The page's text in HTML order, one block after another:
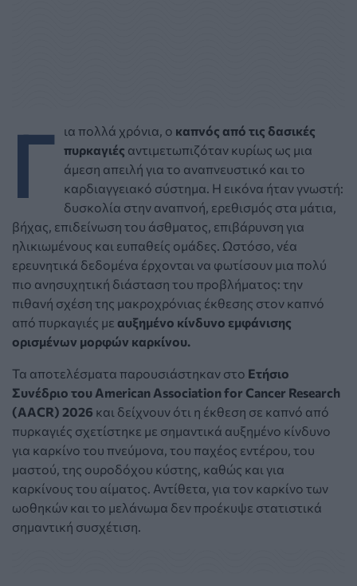
Γ ια πολλά χρόνια, ο καπνός από τις δασικές
πυρκαγιές αντιμετωπιζόταν κυρίως ως μια
άμεση απειλή για το αναπνευστικό και το
καρδιαγγειακό σύστημα. Η εικόνα ήταν γνωστή:
δυσκολία στην αναπνοή, ερεθισμός στα μάτια,
βήχας, επιδείνωση του άσθματος, επιβάρυνση για
ηλικιωμένους και ευπαθείς ομάδες. Ωστόσο, νέα
ερευνητικά δεδομένα έρχονται να φωτίσουν μια πολύ
πιο ανησυχητική διάσταση του προβλήματος: την
πιθανή σχέση της μακροχρόνιας έκθεσης στον καπνό
από πυρκαγιές με αυξημένο κίνδυνο εμφάνισης
ορισμένων μορφών καρκίνου.
Τα αποτελέσματα παρουσιάστηκαν στο Ετήσιο
Συνέδριο του American Association for Cancer Research
(AACR) 2026 και δείχνουν ότι η έκθεση σε καπνό από
πυρκαγιές σχετίστηκε με σημαντικά αυξημένο κίνδυνο
για καρκίνο του πνεύμονα, του παχέος εντέρου, του
μαστού, της ουροδόχου κύστης, καθώς και για
καρκίνους του αίματος. Αντίθετα, για τον καρκίνο των
ωοθηκών και το μελάνωμα δεν προέκυψε στατιστικά
σημαντική συσχέτιση.